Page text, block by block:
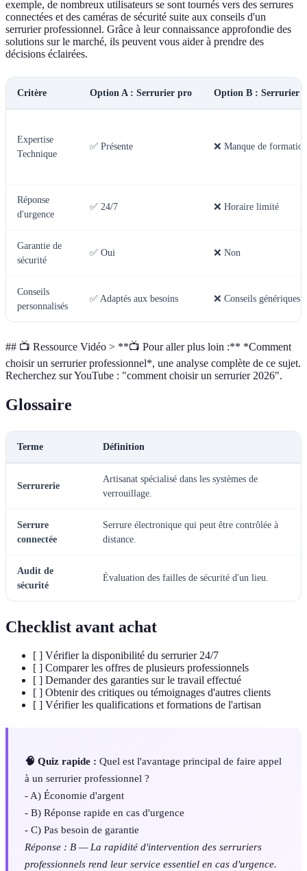
exemple, de nombreux utilisateurs se sont tournés vers des serrures
connectées et des caméras de sécurité suite aux conseils d'un
serrurier professionnel. Grâce à leur connaissance approfondie des
solutions sur le marché, ils peuvent vous aider à prendre des
décisions éclairées.
Critère Option A : Serrurier pro Option B : Serrurier
Expertise
Technique
✅ Présente ❌ Manque de formation
Réponse
d'urgence
✅ 24/7 ❌ Horaire limité
Garantie de
sécurité
✅ Oui ❌ Non
Conseils
personnalisés
✅ Adaptés aux besoins ❌ Conseils génériques
## 📺 Ressource Vidéo > **📺 Pour aller plus loin :** *Comment
choisir un serrurier professionnel*, une analyse complète de ce sujet.
Recherchez sur YouTube : "comment choisir un serrurier 2026".
Glossaire
Terme Définition
Serrurerie
Artisanat spécialisé dans les systèmes de
verrouillage.
Serrure
connectée
Serrure électronique qui peut être contrôlée à
distance.
Audit de
sécurité
Évaluation des failles de sécurité d'un lieu.
Checklist avant achat
[ ] Vérifier la disponibilité du serrurier 24/7
[ ] Comparer les offres de plusieurs professionnels
[ ] Demander des garanties sur le travail effectué
[ ] Obtenir des critiques ou témoignages d'autres clients
[ ] Vérifier les qualifications et formations de l'artisan
🧠 Quiz rapide : Quel est l'avantage principal de faire appel
à un serrurier professionnel ?
- A) Économie d'argent
- B) Réponse rapide en cas d'urgence
- C) Pas besoin de garantie
Réponse : B — La rapidité d'intervention des serruriers
professionnels rend leur service essentiel en cas d'urgence.